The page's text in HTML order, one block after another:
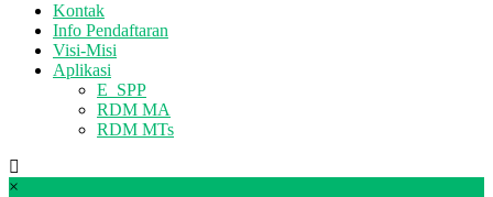
Pondok
Pesantren
Alqur'an
Kontak
Info Pendaftaran
Visi-Misi
Aplikasi
E_SPP
RDM MA
RDM MTs
×